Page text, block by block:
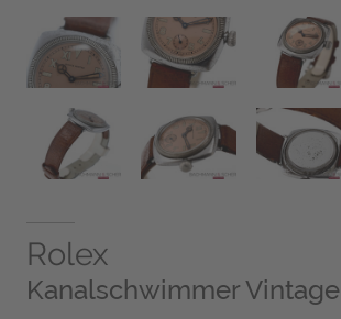
Rolex
Kanalschwimmer Vintage